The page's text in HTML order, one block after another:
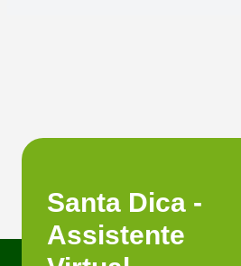
Santa Dica -
Assistente